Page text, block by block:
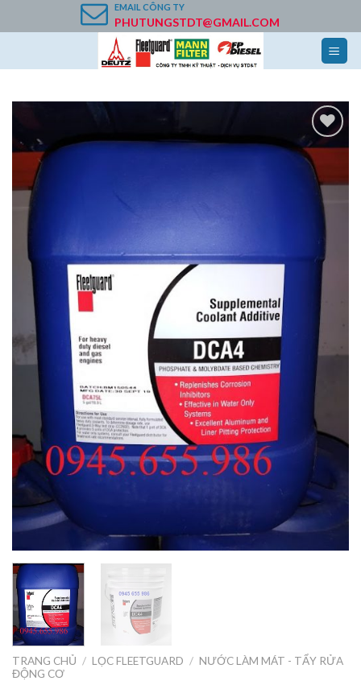
to
EMAIL CÔNG TY
PHUTUNGSTDT@GMAIL.COM
Add to
Wishlist
TRANG CHỦ / LỌC FLEETGUARD / NƯỚC LÀM MÁT - TẨY RỬA
ĐỘNG CƠ